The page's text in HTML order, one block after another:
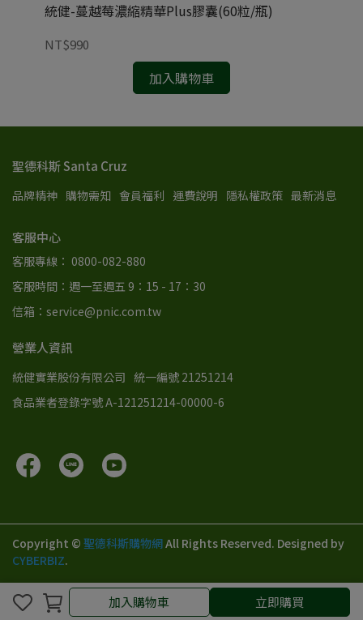
加入購物車 立即購買
統健-蔓越莓濃縮精華Plus膠囊(60粒/瓶)
NT$990
加入購物車
聖德科斯 Santa Cruz
品牌精神 購物需知 會員福利 運費說明 隱私權政策 最新消息
客服中心
客服專線： 0800-082-880
客服時間：週一至週五 9：15 - 17：30
信箱：service@pnic.com.tw
營業人資訊
統健實業股份有限公司 統一編號 21251214
食品業者登錄字號 A-121251214-00000-6
Copyright © 聖德科斯購物網All Rights Reserved. Designed by
CYBERBIZ.